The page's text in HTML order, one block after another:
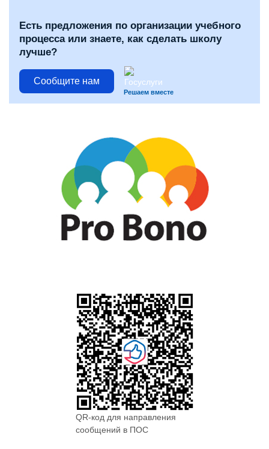
Есть предложения по организации учебного
процесса или знаете, как сделать школу
лучше?
Сообщите нам
Решаем вместе
QR-код для направления
сообщений в ПОС